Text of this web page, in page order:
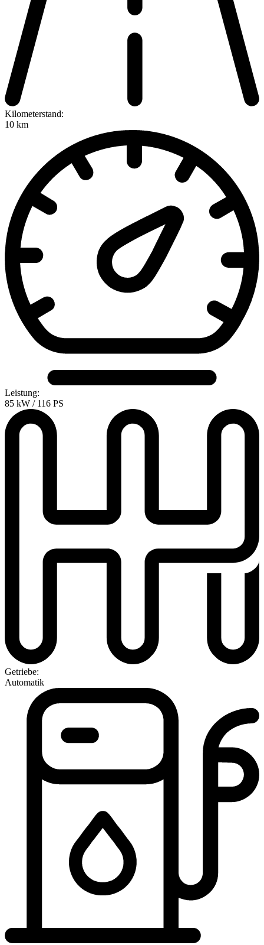
Kilometerstand:
10 km
Leistung:
85 kW / 116 PS
Getriebe:
Automatik